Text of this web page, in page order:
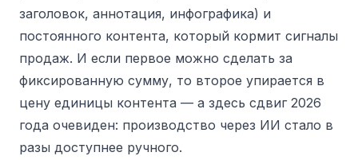
заголовок, аннотация, инфографика) и
постоянного контента, который кормит сигналы
продаж. И если первое можно сделать за
фиксированную сумму, то второе упирается в
цену единицы контента — а здесь сдвиг 2026
года очевиден: производство через ИИ стало в
разы доступнее ручного.